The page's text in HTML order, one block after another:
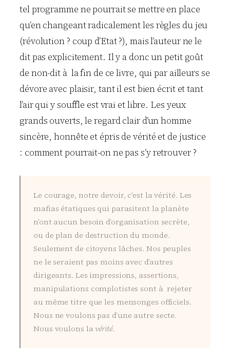
tel programme ne pourrait se mettre en place
qu’en changeant radicalement les règles du jeu
(révolution ? coup d’Etat ?), mais l’auteur ne le
dit pas explicitement. Il y a donc un petit goût
de non-dit à la fin de ce livre, qui par ailleurs se
dévore avec plaisir, tant il est bien écrit et tant
l’air qui y souffle est vrai et libre. Les yeux
grands ouverts, le regard clair d’un homme
sincère, honnête et épris de vérité et de justice
: comment pourrait-on ne pas s’y retrouver ?
Le courage, notre devoir, c’est la vérité. Les
mafias étatiques qui parasitent la planète
n’ont aucun besoin d’organisation secrète,
ou de plan de destruction du monde.
Seulement de citoyens lâches. Nos peuples
ne le seraient pas moins avec d’autres
dirigeants. Les impressions, assertions,
manipulations complotistes sont à rejeter
au même titre que les mensonges officiels.
Nous ne voulons pas d’une autre secte.
Nous voulons lavérité.